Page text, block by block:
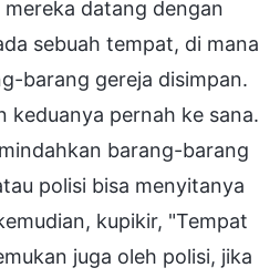
datang dengan
sebuah tempat, di mana
barang gereja disimpan.
keduanya pernah ke sana.
barang-barang
polisi bisa menyitanya
kupikir, "Tempat
juga oleh polisi, jika